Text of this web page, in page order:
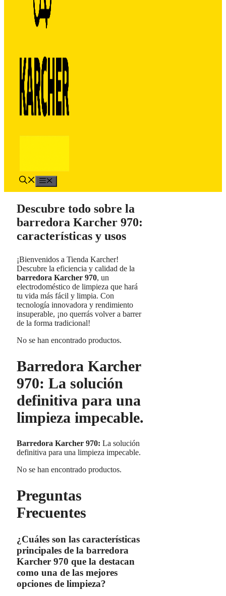
Descubre todo sobre la
barredora Karcher 970:
características y usos
¡Bienvenidos a Tienda Karcher!
Descubre la eficiencia y calidad de la
barredora Karcher 970, un
electrodoméstico de limpieza que hará
tu vida más fácil y limpia. Con
tecnología innovadora y rendimiento
insuperable, ¡no querrás volver a barrer
de la forma tradicional!
No se han encontrado productos.
Barredora Karcher
970: La solución
definitiva para una
limpieza impecable.
Barredora Karcher 970: La solución
definitiva para una limpieza impecable.
No se han encontrado productos.
Preguntas
Frecuentes
¿Cuáles son las características
principales de la barredora
Karcher 970 que la destacan
como una de las mejores
opciones de limpieza?